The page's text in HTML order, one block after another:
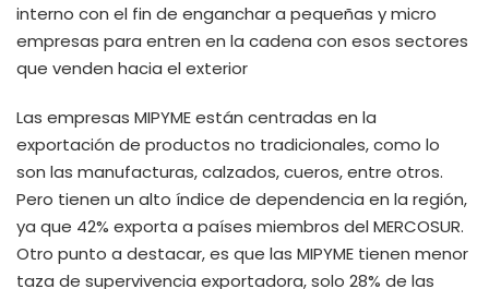
interno con el fin de enganchar a pequeñas y micro
empresas para entren en la cadena con esos sectores
que venden hacia el exterior
Las empresas MIPYME están centradas en la
exportación de productos no tradicionales, como lo
son las manufacturas, calzados, cueros, entre otros.
Pero tienen un alto índice de dependencia en la región,
ya que 42% exporta a países miembros del MERCOSUR.
Otro punto a destacar, es que las MIPYME tienen menor
taza de supervivencia exportadora, solo 28% de las